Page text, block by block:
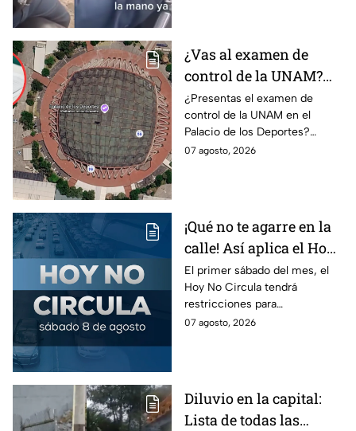
¿Vas al examen de
control de la UNAM?
Así puedes llegar al
Palacio de los Deportes
en Metro, camión y
Metrobús
¿Presentas el examen de
control de la UNAM en el
Palacio de los Deportes?
Consulta cómo llegar en
07 agosto, 2026
¡Qué no te agarre en la
calle! Así aplica el Hoy
No Circula el primer
sábado del mes
El primer sábado del mes, el
Hoy No Circula tendrá
restricciones para
determinados vehículos en la
07 agosto, 2026
Diluvio en la capital:
Lista de todas las